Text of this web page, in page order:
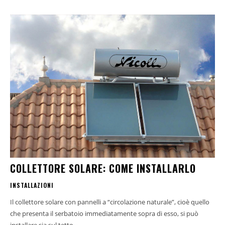
COLLETTORE SOLARE: COME INSTALLARLO
INSTALLAZIONI
Il collettore solare con pannelli a “circolazione naturale”, cioè quello
che presenta il serbatoio immediatamente sopra di esso, si può